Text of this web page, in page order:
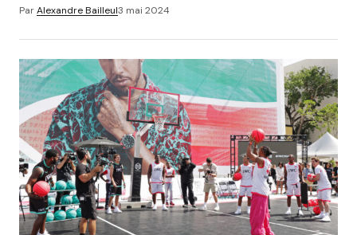
ParAlexandre Bailleul3 mai 2024